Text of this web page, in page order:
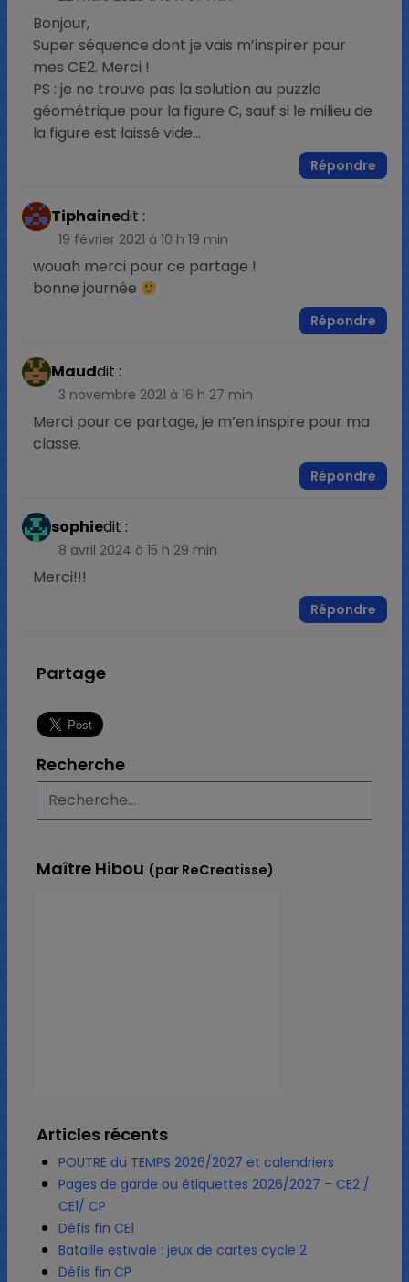
Bonjour,
Super séquence dont je vais m’inspirer pour
mes CE2. Merci !
PS : je ne trouve pas la solution au puzzle
géométrique pour la figure C, sauf si le milieu de
la figure est laissé vide…
Répondre
Tiphainedit :
19 février 2021 à 10 h 19 min
wouah merci pour ce partage !
bonne journée
Répondre
Mauddit :
3 novembre 2021 à 16 h 27 min
Merci pour ce partage, je m’en inspire pour ma
classe.
Répondre
sophiedit :
8 avril 2024 à 15 h 29 min
Merci!!!
Répondre
Partage
Recherche
Maître Hibou (par ReCreatisse)
Articles récents
POUTRE du TEMPS 2026/2027 et calendriers
Pages de garde ou étiquettes 2026/2027 – CE2 /
CE1/ CP
Défis fin CE1
Bataille estivale : jeux de cartes cycle 2
Défis fin CP